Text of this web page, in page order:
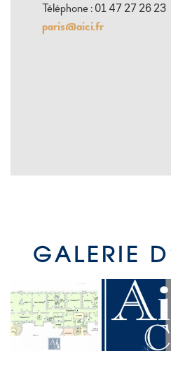
Téléphone : 01 47 27 26 23
paris@aici.fr
GALERIE